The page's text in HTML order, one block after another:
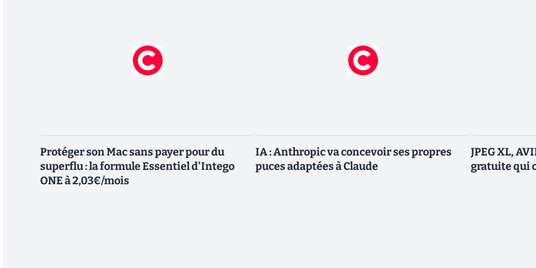
Protéger son Mac sans payer pour du
superflu : la formule Essentiel d'Intego
ONE à 2,03€/mois
IA : Anthropic va concevoir ses propres
puces adaptées à Claude
JPEG XL,
gratuite qui